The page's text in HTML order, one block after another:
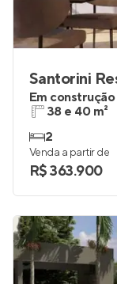
Santorini
Em construção
38 e 40 m²
2
Venda a partir de
R$ 363.900